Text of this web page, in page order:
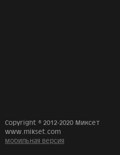
Copyright © 2012-2020 Миксет
www.mikset.com
мобильная версия